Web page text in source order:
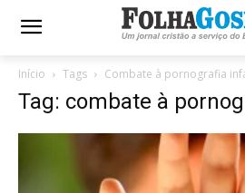
Início Tags Combate à pornografia
Tag: combate à